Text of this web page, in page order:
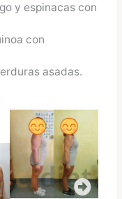
y espinacas con
con
asadas.